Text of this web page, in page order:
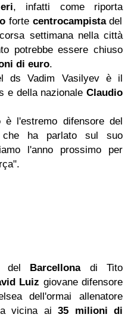
, infatti come riporta
forte centrocampistadel
settimana nella città
potrebbe essere chiuso
di euro.
ds Vadim Vasilyev è il
e della nazionale Claudio
è l'estremo difensore del
che ha parlato sul suo
l'anno prossimo per
del Barcellona di Tito
Luiz giovane difensore
dell'ormai allenatore
vicina ai35 milioni di